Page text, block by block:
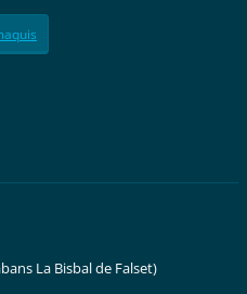
La Bisbal de Falset)